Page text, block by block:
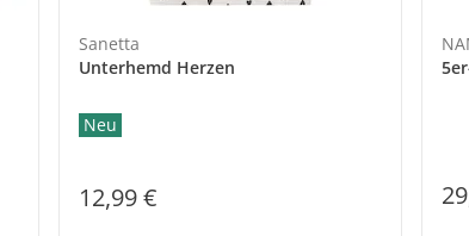
Sanetta
Unterhemd Herzen
Neu
12,99 €